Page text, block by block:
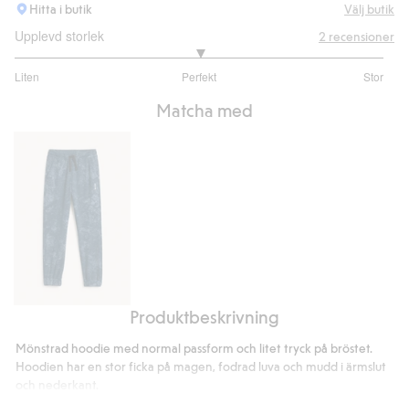
Hitta i butik
Välj butik
Upplevd storlek
Liten Perfekt Stor
utav
betyg
2 recensioner
Matcha med
Produktbeskrivning
Mönstrad hoodie med normal passform och litet tryck på bröstet.
Hoodien har en stor ficka på magen, fodrad luva och mudd i ärmslut